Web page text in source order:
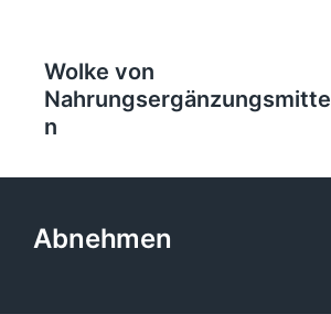
Wolke von
n
Abnehmen